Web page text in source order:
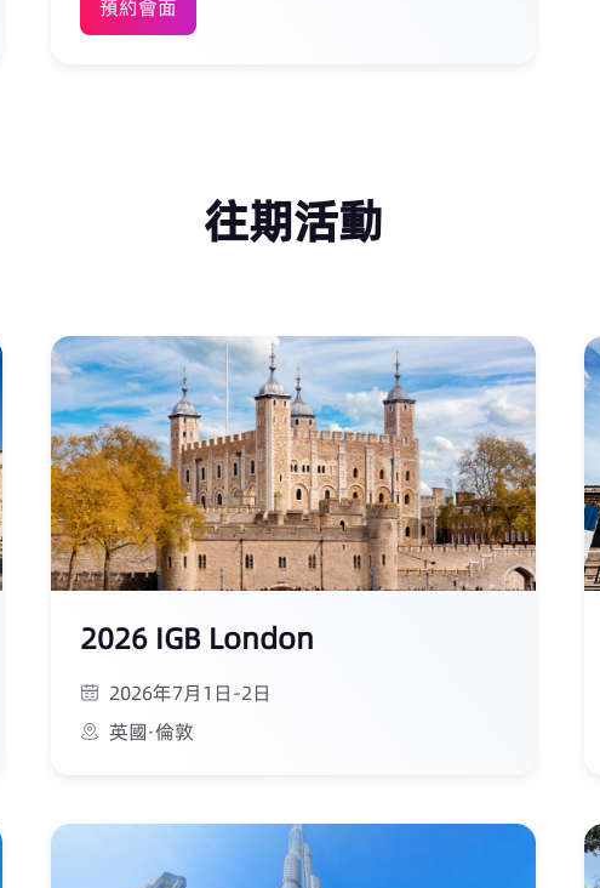
預約會面
往期活動
2026 IGB London
2026年7月1日-2日
英國·倫敦